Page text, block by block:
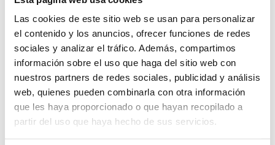
Las cookies de este sitio web se usan para personalizar
el contenido y los anuncios, ofrecer funciones de redes
sociales y analizar el tráfico. Además, compartimos
información sobre el uso que haga del sitio web con
nuestros partners de redes sociales, publicidad y análisis
web, quienes pueden combinarla con otra información
que les haya proporcionado o que hayan recopilado a
partir del uso que haya hecho de sus servicios.
€750,00 €562,50
IVA incluido
• En stock
€84,90 €63,67
IVA incluido
• En stock
SALE 25% SALE 10%